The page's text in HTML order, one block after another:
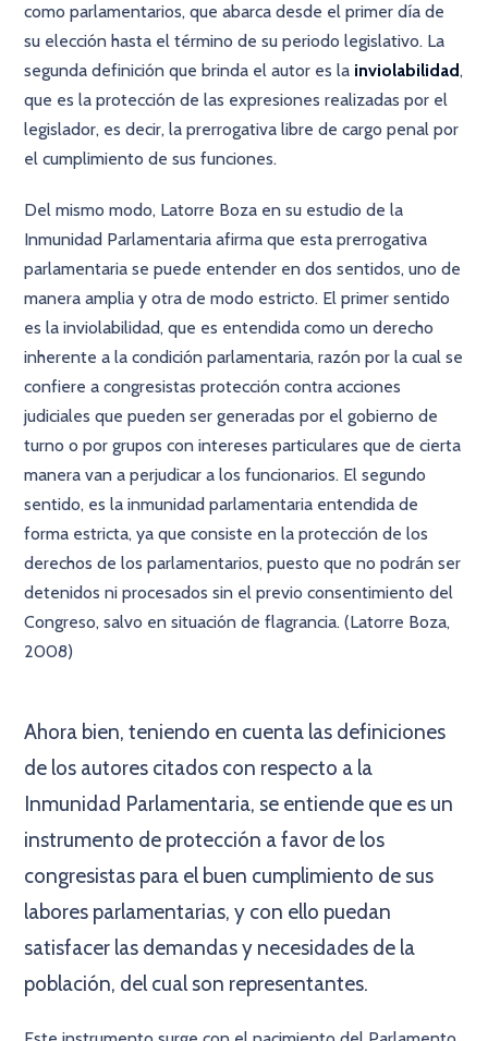
como parlamentarios, que abarca desde el primer día de
su elección hasta el término de su periodo legislativo. La
segunda definición que brinda el autor es la inviolabilidad,
que es la protección de las expresiones realizadas por el
legislador, es decir, la prerrogativa libre de cargo penal por
el cumplimiento de sus funciones.
Del mismo modo, Latorre Boza en su estudio de la
Inmunidad Parlamentaria afirma que esta prerrogativa
parlamentaria se puede entender en dos sentidos, uno de
manera amplia y otra de modo estricto. El primer sentido
es la inviolabilidad, que es entendida como un derecho
inherente a la condición parlamentaria, razón por la cual se
confiere a congresistas protección contra acciones
judiciales que pueden ser generadas por el gobierno de
turno o por grupos con intereses particulares que de cierta
manera van a perjudicar a los funcionarios. El segundo
sentido, es la inmunidad parlamentaria entendida de
forma estricta, ya que consiste en la protección de los
derechos de los parlamentarios, puesto que no podrán ser
detenidos ni procesados sin el previo consentimiento del
Congreso, salvo en situación de flagrancia. (Latorre Boza,
2008)
Ahora bien, teniendo en cuenta las definiciones
de los autores citados con respecto a la
Inmunidad Parlamentaria, se entiende que es un
instrumento de protección a favor de los
congresistas para el buen cumplimiento de sus
labores parlamentarias, y con ello puedan
satisfacer las demandas y necesidades de la
población, del cual son representantes.